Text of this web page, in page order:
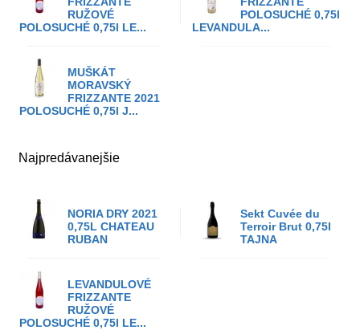
RUŽOVÉ
POLOSUCHÉ 0,75l LE...
POLOSUCHÉ 0,75l
LEVANDULA...
MUŠKÁT
MORAVSKÝ
FRIZZANTE 2021
POLOSUCHÉ 0,75l J...
Najpredávanejšie
NORIA DRY 2021
0,75L CHATEAU
RUBAN
Sekt Cuvée du
Terroir Brut 0,75l
TAJNA
LEVANDULOVÉ
FRIZZANTE
RUŽOVÉ
POLOSUCHÉ 0,75l LE...